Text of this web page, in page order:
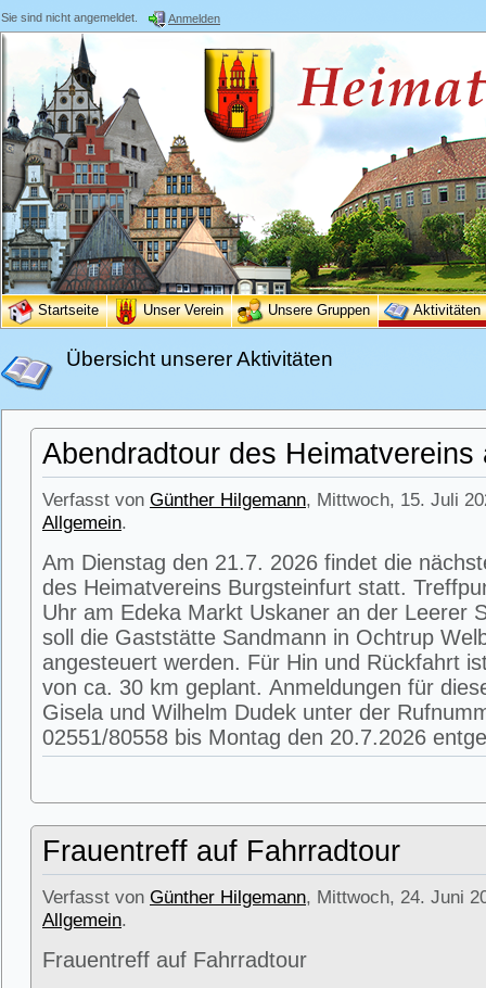
Sie sind nicht angemeldet. Anmelden
Startseite Unser Verein Unsere Gruppen Aktivitäten
Übersicht unserer Aktivitäten
Abendradtour des Heimatvereins
Verfasst von Günther Hilgemann, Mittwoch, 15. Juli
Allgemein.
Am Dienstag den 21.7. 2026 findet die
des Heimatvereins Burgsteinfurt statt.
Uhr am Edeka Markt Uskaner an der Leerer
soll die Gaststätte Sandmann in Ochtrup
angesteuert werden. Für Hin und Rückfahrt
von ca. 30 km geplant. Anmeldungen für
Gisela und Wilhelm Dudek unter der
02551/80558 bis Montag den 20.7.2026
Frauentreff auf Fahrradtour
Verfasst von Günther Hilgemann, Mittwoch, 24. Juni
Allgemein.
Frauentreff auf Fahrradtour